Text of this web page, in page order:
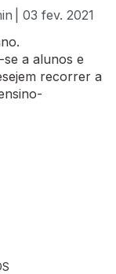
| 03 fev. 2021
a alunos e
recorrer a